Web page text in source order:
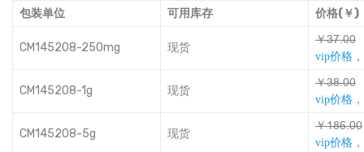
包装单位 可用库存 价格(￥)
CM145208-250mg 现货
￥ĳƚţŽŽ
vip价格
CM145208-1g 现货
￥ĳŌţŽŽ
vip价格
CM145208-5g 现货
￥ǎŌǸţŽŽ
vip价格